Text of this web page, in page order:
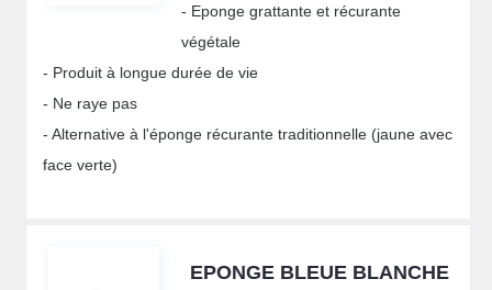
- Eponge grattante et récurante
végétale
- Produit à longue durée de vie
- Ne raye pas
- Alternative à l'éponge récurante traditionnelle (jaune avec
face verte)
EPONGE BLEUE BLANCHE